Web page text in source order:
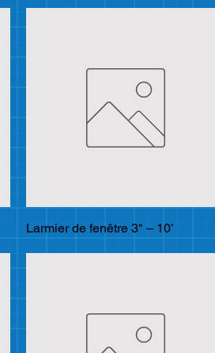
Larmier de fenêtre 3" – 10’